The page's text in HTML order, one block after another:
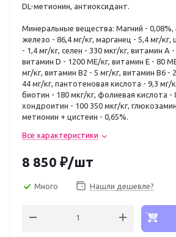
DL-метионин, антиоксидант.
Минеральные вещества: Магний - 0,08%,
железо - 86,4 мг/кг, марганец - 5,4 мг/кг,
- 1,4 мг/кг, селен - 330 мкг/кг, витамин А
витамин D - 1200 МЕ/кг, витамин Е - 80
мг/кг, витамин В2 - 5 мг/кг, витамин B6 -
44 мг/кг, пантотеновая кислота - 9,3 мг/
биотин - 180 мкг/кг, фолиевая кислота -
хондроитин - 100 350 мкг/кг,
метионин + цистеин - 0,65%.
Все характеристики
8 850 ₽/шт
Много Нашли дешевле?